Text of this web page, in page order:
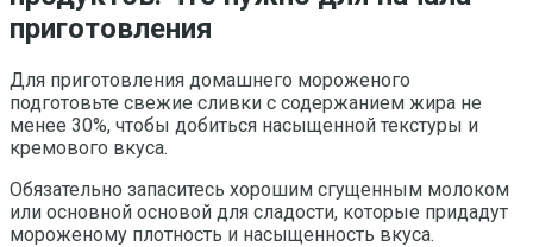
приготовления
Для приготовления домашнего мороженого
подготовьте свежие сливки с содержанием жира не
менее 30%, чтобы добиться насыщенной текстуры и
кремового вкуса.
Обязательно запаситесь хорошим сгущенным молоком
или основной основой для сладости, которые придадут
мороженому плотность и насыщенность вкуса.